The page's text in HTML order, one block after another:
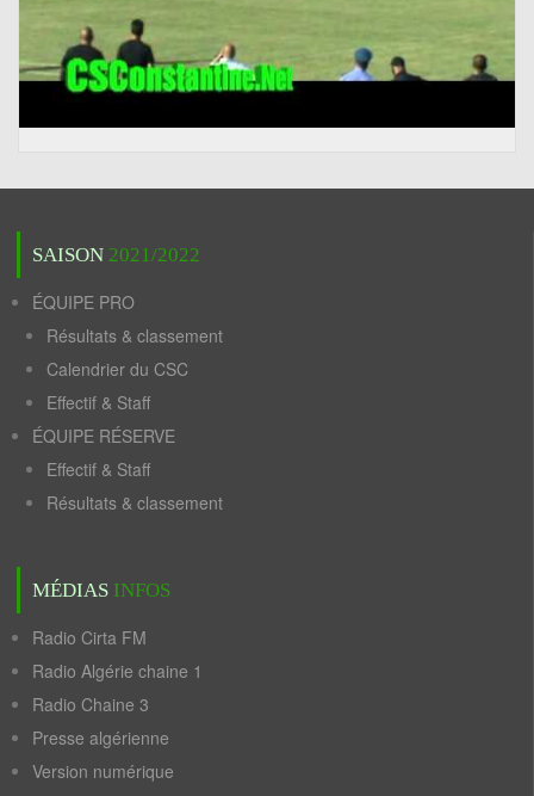
SAISON 2021/2022
ÉQUIPE PRO
Résultats & classement
Calendrier du CSC
Effectif & Staff
ÉQUIPE RÉSERVE
Effectif & Staff
Résultats & classement
MÉDIAS INFOS
Radio Cirta FM
Radio Algérie chaine 1
Radio Chaine 3
Presse algérienne
Version numérique